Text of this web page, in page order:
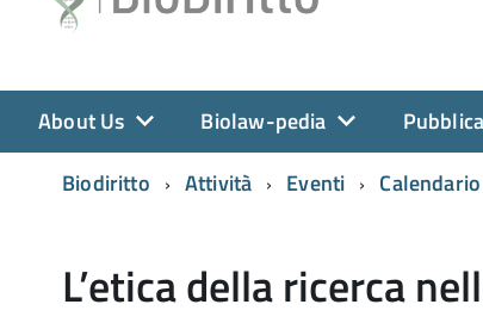
About Us Biolaw-pedia
Biodiritto
Attività Eventi Calendario
L’etica della ricerca